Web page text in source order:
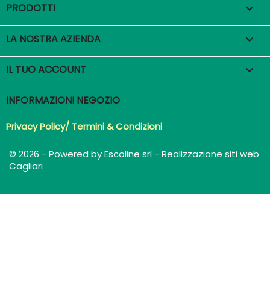
PRODOTTI 
LA NOSTRA AZIENDA 
IL TUO ACCOUNT 
INFORMAZIONI NEGOZIO
Privacy Policy/ Termini & Condizioni
© 2026 - Powered by Escoline srl - Realizzazione siti web
Cagliari